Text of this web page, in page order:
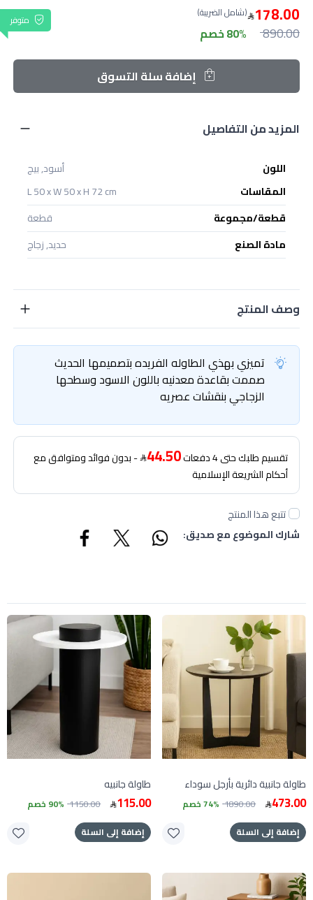
متوفر 178.00 (شامل الضريبة)
890.00 80% خصم
المزيد من التفاصيل
اللون
أسود, بيج
المقاسات
L 50 x W 50 x H 72 cm
قطعة/مجموعة
قطعة
مادة الصنع
حديد, زجاج
وصف المنتج
تميزي بهذي الطاوله الفريده بتصميمها الحديث
صممت بقاعدة معدنيه باللون الاسود وسطحها
الزجاجي بنقشات عصريه
تقسيم طلبك حتى 4 دفعات 44.50 - بدون فوائد ومتوافق مع
أحكام الشريعة الإسلامية
تتبع هذا المنتج
شارك الموضوع مع صديق:
طاولة جانبية دائرية بأرجل سوداء
473.00
1890.00 74% خصم
إضافة إلى السلة
طاولة جانبيه
115.00
1150.00 90% خصم
إضافة إلى السلة